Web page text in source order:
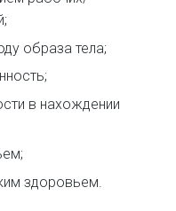
образа тела;
в нахождении
здоровьем.